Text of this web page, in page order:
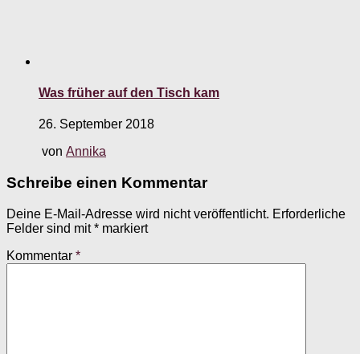
Was früher auf den Tisch kam
26. September 2018
von Annika
Schreibe einen Kommentar
Deine E-Mail-Adresse wird nicht veröffentlicht. Erforderliche
Felder sind mit* markiert
Kommentar *